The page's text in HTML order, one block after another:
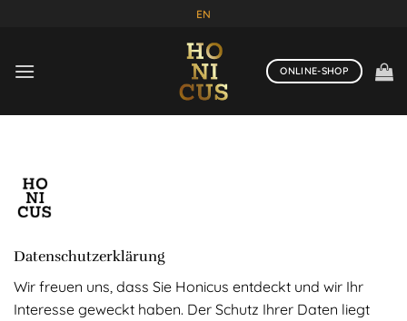
EN
ONLINE-SHOP
Datenschutzerklärung
Wir freuen uns, dass Sie Honicus entdeckt und wir Ihr
Interesse geweckt haben. Der Schutz Ihrer Daten liegt